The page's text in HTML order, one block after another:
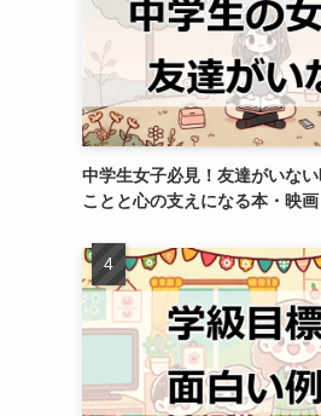
中学生女子必見！友達がいな
ことと心の支えになる本・映画